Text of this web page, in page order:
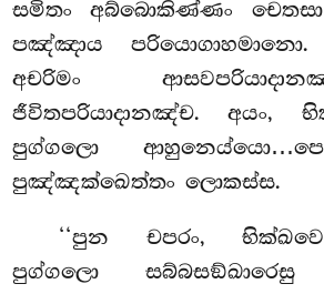
සමිතං අබ්බොකිණ්ණං
පඤ්ඤාය
අචරිමං
ජීවිතපරියාදානඤ්ච. අයං,
පුග්ගලො
පුඤ්ඤක්ඛෙත්තං ලොකස්ස.
‘‘පුන චපරං,
පුග්ගලො සබ්බසඞ්ඛාරෙසු